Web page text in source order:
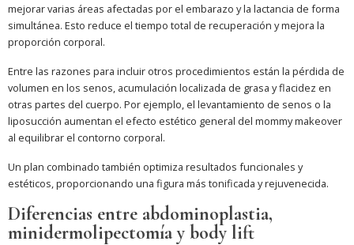
mejorar varias áreas afectadas por el embarazo y la lactancia de forma
simultánea. Esto reduce el tiempo total de recuperación y mejora la
proporción corporal.
Entre las razones para incluir otros procedimientos están la pérdida de
volumen en los senos, acumulación localizada de grasa y flacidez en
otras partes del cuerpo. Por ejemplo, el levantamiento de senos o la
liposucción aumentan el efecto estético general del mommy makeover
al equilibrar el contorno corporal.
Un plan combinado también optimiza resultados funcionales y
estéticos, proporcionando una figura más tonificada y rejuvenecida.
Diferencias entre abdominoplastia,
minidermolipectomía y body lift